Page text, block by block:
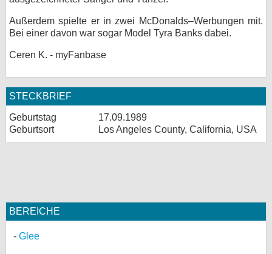
Außerdem spielte er in zwei McDonalds–Werbungen mit.
Bei einer davon war sogar Model Tyra Banks dabei.
Ceren K. - myFanbase
STECKBRIEF
Geburtstag
17.09.1989
Geburtsort
Los Angeles County, California, USA
BEREICHE
Glee
bei Facebook
Nutzungsbedingungen
Datenschutz
Cookie-Einstellungen